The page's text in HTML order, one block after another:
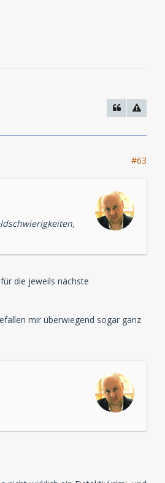
#63
die jeweils nächste
mir überwiegend sogar ganz